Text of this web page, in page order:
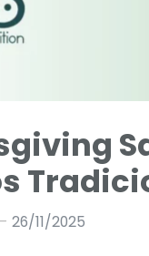
26/11/2025